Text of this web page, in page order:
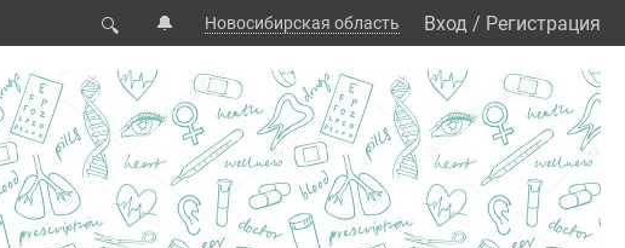
🔍 🔔 Новосибирская область Вход / Регистрация